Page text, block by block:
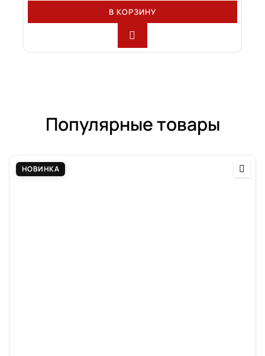
В КОРЗИНУ
Популярные товары
НОВИНКА